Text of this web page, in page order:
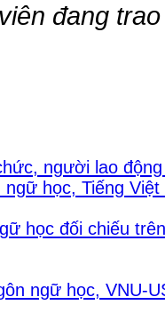
đang
người lao
ngữ học, Tiếng
học đối chiếu
ngữ học, VNU-